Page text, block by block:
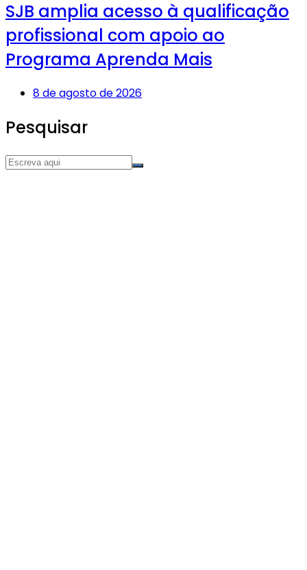
SJB amplia acesso à qualificação
profissional com apoio ao
Programa Aprenda Mais
8 de agosto de 2026
Pesquisar